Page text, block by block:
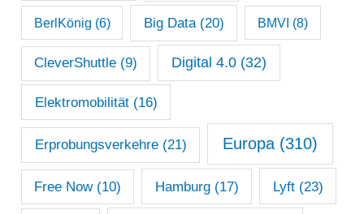
BerlKönig (6) Big Data(20) BMVI (8)
CleverShuttle (9) Digital 4.0(32)
Elektromobilität(16)
Erprobungsverkehre(21) Europa (310)
Free Now(10) Hamburg(17) Lyft(23)